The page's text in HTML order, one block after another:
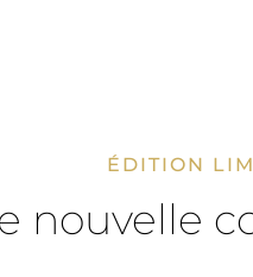
ÉDITION
nouvelle